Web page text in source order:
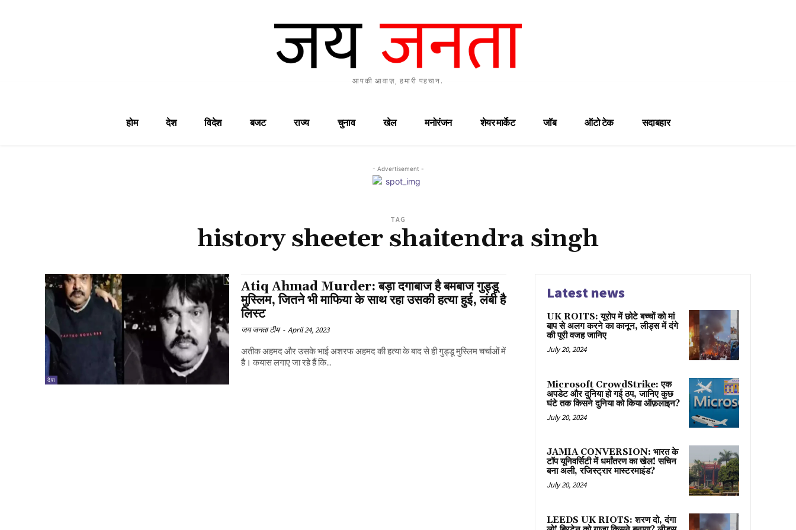
आपकी आवाज़, हमारी पहचान.
होम देश विदेश बजट राज्य चुनाव खेल मनोरंजन शेयर मार्केट जॉब ऑटो टेक सदाबहार
- Advertisement -
TAG
history sheeter shaitendra singh
देश
Atiq Ahmad Murder: बड़ा दगाबाज है बमबाज गुड्डू
मुस्लिम, जितने भी माफिया के साथ रहा उसकी हत्या हुई, लंबी है
लिस्ट
जय जनता टीम - April 24, 2023
अतीक अहमद और उसके भाई अशरफ अहमद की हत्या के बाद से ही गुड्डू मुस्लिम चर्चाओं में
है। कयास लगाए जा रहे हैं कि...
Latest news
UK ROITS: यूरोप में छोटे बच्चों को मां
बाप से अलग करने का कानून, लीड्स में दंगे
की पूरी वजह जानिए
July 20, 2024
Microsoft CrowdStrike: एक
अपडेट और दुनिया हो गई ठप, जानिए कुछ
घंटे तक किसने दुनिया को किया ऑफ़लाइन?
July 20, 2024
JAMIA CONVERSION: भारत के
टॉप यूनिवर्सिटी में धर्मांतरण का खेल! सचिन
बना अली, रजिस्ट्रार मास्टरमाइंड?
July 20, 2024
LEEDS UK RIOTS: शरण दो, दंगा